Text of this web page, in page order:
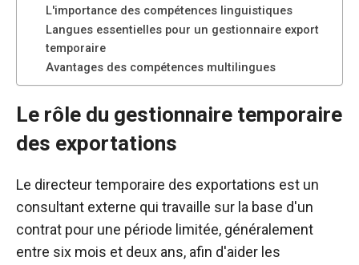
L'importance des compétences linguistiques
Langues essentielles pour un gestionnaire export
temporaire
Avantages des compétences multilingues
Le rôle du gestionnaire temporaire
des exportations
Le directeur temporaire des exportations est un
consultant externe qui travaille sur la base d'un
contrat pour une période limitée, généralement
entre six mois et deux ans, afin d'aider les
comportement
lors de la
visite de notre
site, vous
augmentez
de voir des
des offres